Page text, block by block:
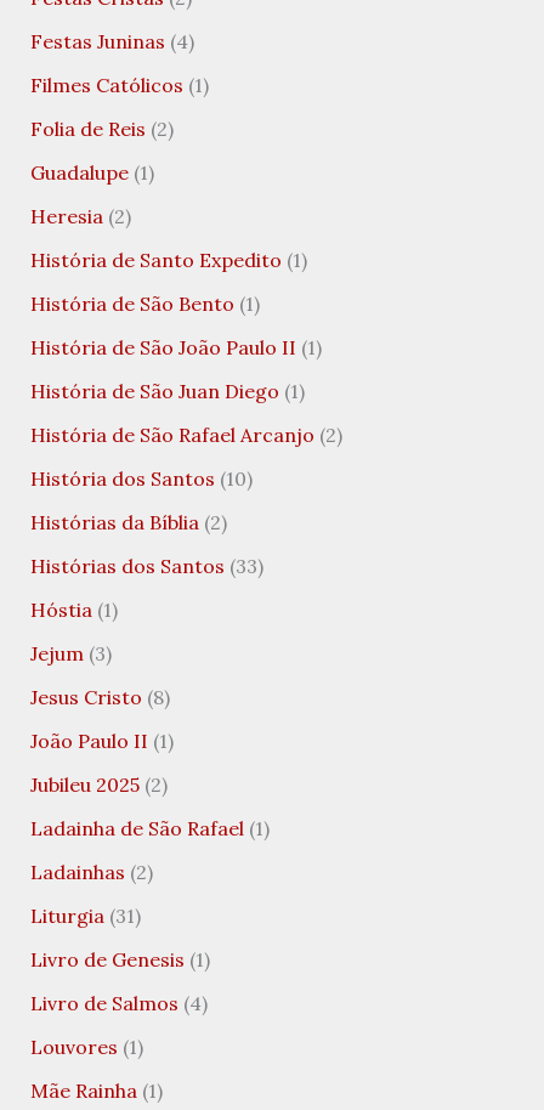
Festas Juninas (4)
Filmes Católicos (1)
Folia de Reis (2)
Guadalupe(1)
Heresia(2)
História de Santo Expedito (1)
História de São Bento (1)
História de São João Paulo II (1)
História de São Juan Diego (1)
História de São Rafael Arcanjo (2)
História dos Santos (10)
Histórias da Bíblia(2)
Histórias dos Santos (33)
Hóstia(1)
Jejum(3)
Jesus Cristo (8)
João Paulo II (1)
Jubileu 2025(2)
Ladainha de São Rafael(1)
Ladainhas (2)
Liturgia(31)
Livro de Genesis (1)
Livro de Salmos (4)
Louvores (1)
Mãe Rainha(1)